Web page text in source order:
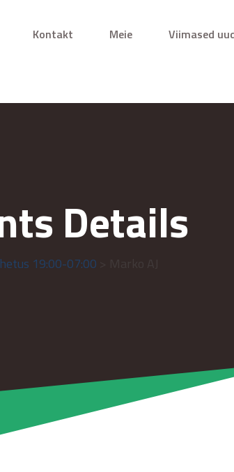
Kontakt Meie Viimased
Details
19:00-07:00